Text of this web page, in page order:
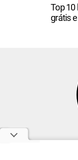
Top 10
grátis